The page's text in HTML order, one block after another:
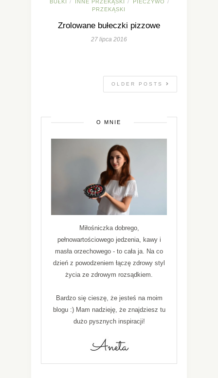
BUŁKI / INNE PRZEKĄSKI / PIECZYWO /
PRZEKĄSKI
Zrolowane bułeczki pizzowe
27 lipca 2016
OLDER POSTS
O MNIE
Miłośniczka dobrego,
pełnowartościowego jedzenia, kawy i
masła orzechowego - to cała ja. Na co
dzień z powodzeniem łączę zdrowy styl
życia ze zdrowym rozsądkiem.
Bardzo się cieszę, że jesteś na moim
blogu :) Mam nadzieję, że znajdziesz tu
dużo pysznych inspiracji!